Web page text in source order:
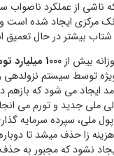
ناشی از عملکرد
مرکزی ایجاد شده است
بیشتر در حال
بیش از1000 میلیارد تومان نقدینگی
توسط سیستم نزولدهی
ایجاد می شود که بازهم
ملی جدید و تورم می
ملی، سپرده سرمایه
زا حذف میشد تا
نشود که مجبور به